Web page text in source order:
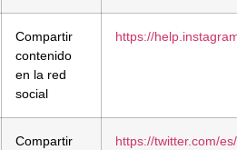
Compartir
contenido
en la red
social
https://
Compartir
https://twitter.com/